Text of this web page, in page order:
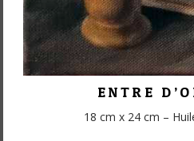
ENTRE
18 cm x 24 cm –